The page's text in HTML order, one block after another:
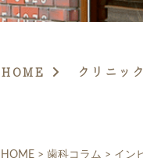
HOME クリニッ
HOME > 歯科コラム > イン